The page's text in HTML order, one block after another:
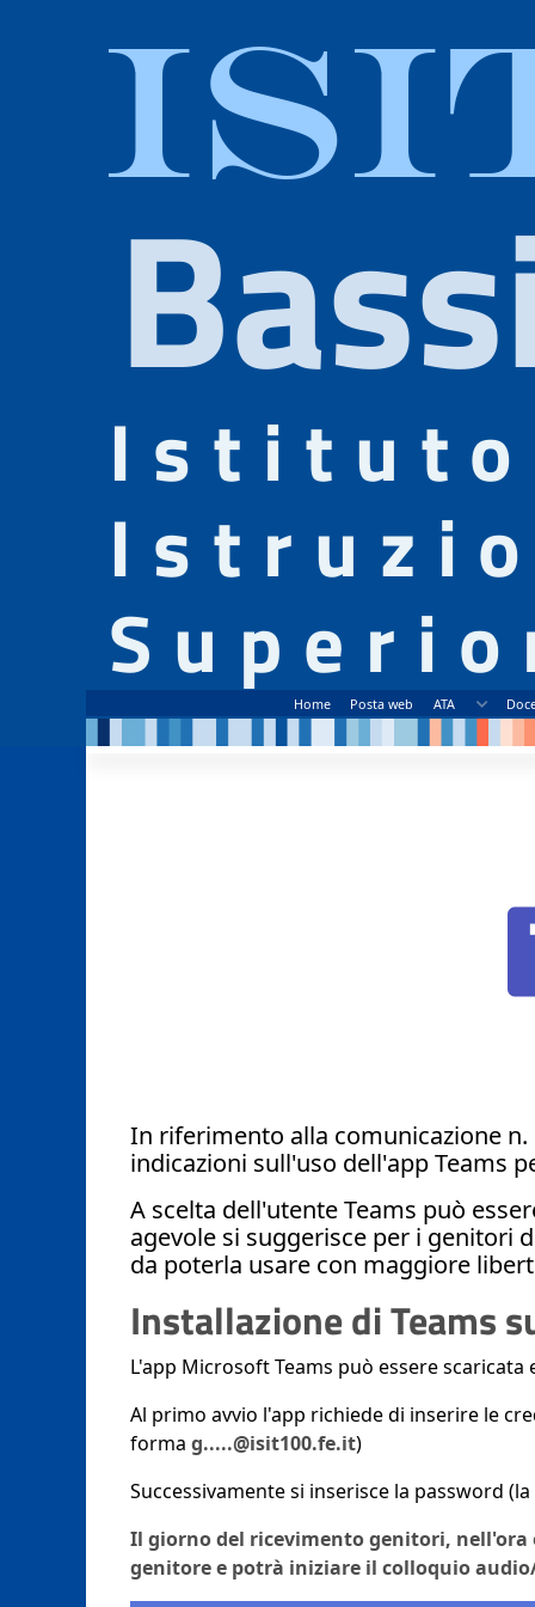
Home Posta web ATA
In riferimento alla comunicazione n.
indicazioni sull'uso dell'app Teams
A scelta dell'utente Teams può
agevole si suggerisce per i genitori
da poterla usare con maggiore
Installazione di Teams
L'app Microsoft Teams può essere
Al primo avvio l'app richiede di inserire le
forma g.....@isit100.fe.it)
Successivamente si inserisce la password
Il giorno del ricevimento genitori,
genitore e potrà iniziare il colloquio